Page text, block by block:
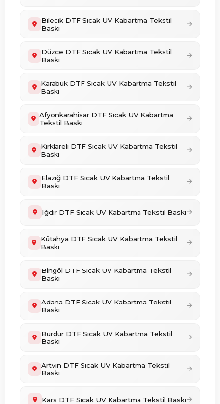
Bilecik DTF Sıcak UV Kabartma Tekstil
Baskı
Düzce DTF Sıcak UV Kabartma Tekstil
Baskı
Karabük DTF Sıcak UV Kabartma Tekstil
Baskı
Afyonkarahisar DTF Sıcak UV Kabartma
Tekstil Baskı
Kırklareli DTF Sıcak UV Kabartma Tekstil
Baskı
Elazığ DTF Sıcak UV Kabartma Tekstil
Baskı
Iğdır DTF Sıcak UV Kabartma Tekstil Baskı
Kütahya DTF Sıcak UV Kabartma Tekstil
Baskı
Bingöl DTF Sıcak UV Kabartma Tekstil
Baskı
Adana DTF Sıcak UV Kabartma Tekstil
Baskı
Burdur DTF Sıcak UV Kabartma Tekstil
Baskı
Artvin DTF Sıcak UV Kabartma Tekstil
Baskı
Kars DTF Sıcak UV Kabartma Tekstil Baskı